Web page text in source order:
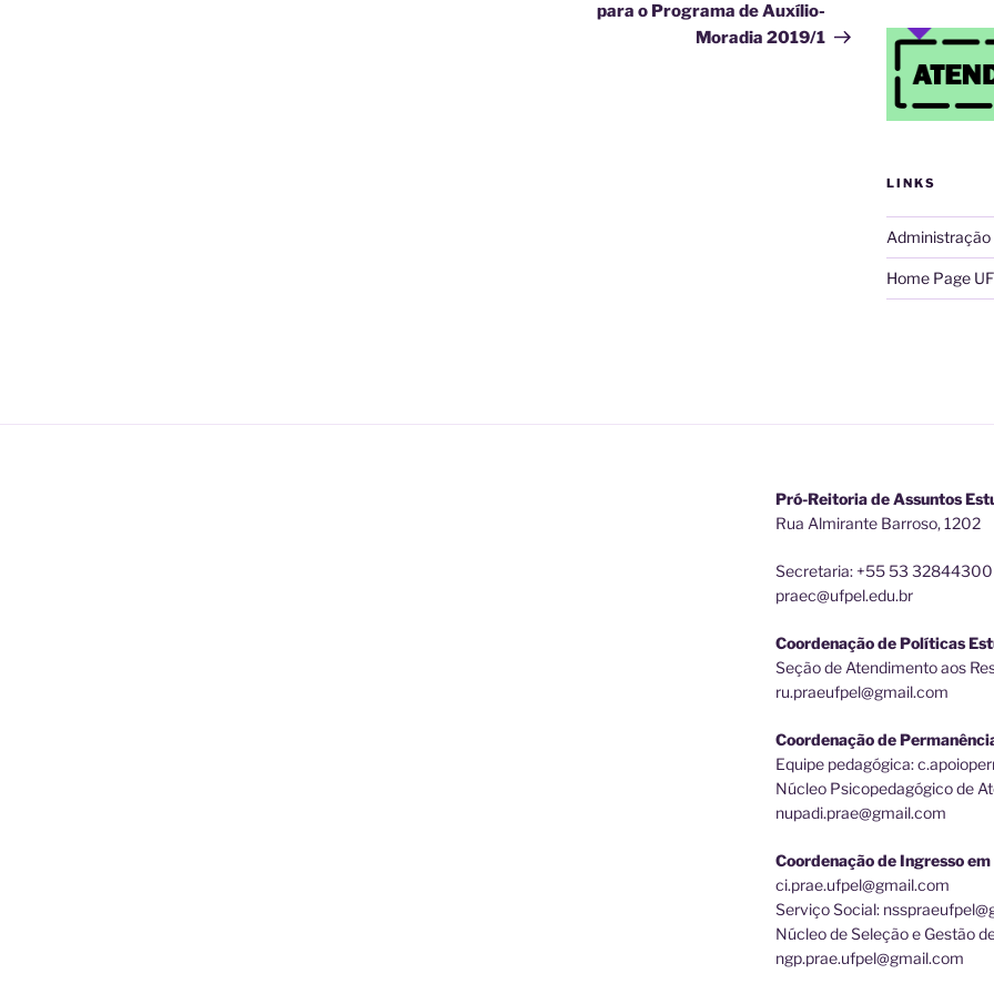
para o Programa de Auxílio-
Moradia 2019/1
LINKS
Administração
Home Page
Pró-Reitoria de Assuntos
Rua Almirante Barroso, 1202
Secretaria: +55 53
praec@ufpel.edu.br
Coordenação de Políticas
Seção de Atendimento aos
ru.praeufpel@gmail.com
Coordenação de
Equipe pedagógica:
Núcleo Psicopedagógico de
nupadi.prae@gmail.com
Coordenação de Ingresso
ci.prae.ufpel@gmail.com
Serviço Social:
Núcleo de Seleção e Gestão
ngp.prae.ufpel@gmail.com